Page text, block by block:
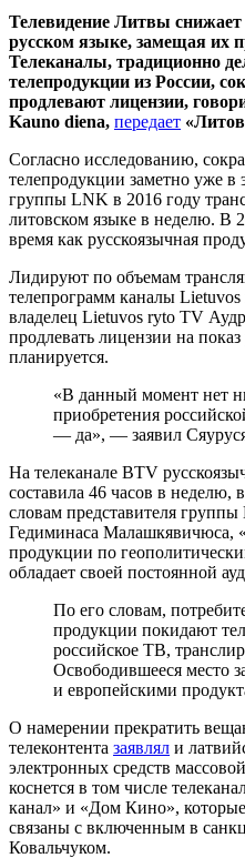
Телевидение Литвы
русском языке, замещая их
Телеканалы, традиционно
телепродукции из России,
продлевают лицензии,
Kauno diena, передает
Согласно исследованию,
телепродукции заметно уже в
группы LNK в 2016 году
литовском языке в неделю. В
время как русскоязычная
Лидируют по объемам
телепрограмм каналы
владелец Lietuvos ryto TV
продлевать лицензии на
планируется.
«В данный момент нет
приобретения
— да», — заявил
На телеканале BTV
составила 46 часов в неделю,
словам представителя
Гедиминаса Малашкявичюса,
продукции по
обладает своей постоянной
По его словам,
продукции покидают
российское ТВ,
Освободившееся место
и европейскими
О намерении прекратить
телеконтента заявлял и
электронных средств
коснется в том числе
канал» и «Дом Кино»,
связаны с включенным в
Ковальчуком.